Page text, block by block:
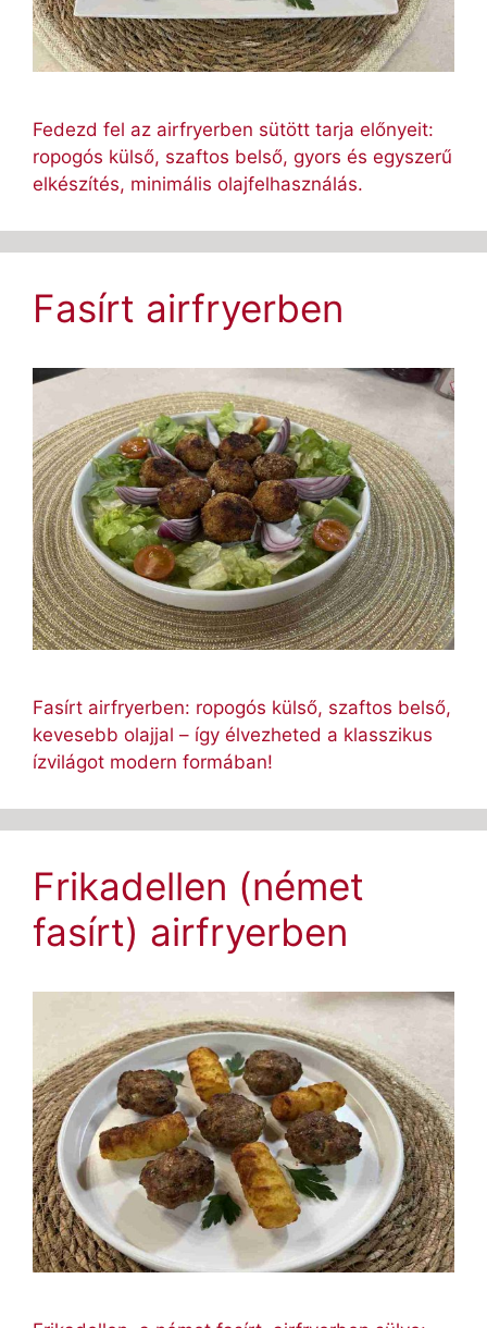
Fedezd fel az airfryerben sütött tarja előnyeit:
ropogós külső, szaftos belső, gyors és egyszerű
elkészítés, minimális olajfelhasználás.
Fasírt airfryerben
Fasírt airfryerben: ropogós külső, szaftos belső,
kevesebb olajjal – így élvezheted a klasszikus
ízvilágot modern formában!
Frikadellen (német
fasírt) airfryerben